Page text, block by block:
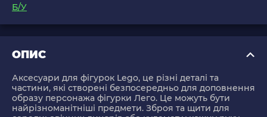
Б/У
ОПИС
Аксесуари для фігурок Lego, це різні деталі та
частини, які створені безпосередньо для доповнення
образу персонажа фігурки Лего. Це можуть бути
найрізноманітніші предмети. Зброя та щити для